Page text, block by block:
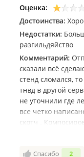
Оценка:
Достоинства:
Недостатки:
разгильдяйство
Комментарий:
сказали всё
стенд сломался,
тнвд в другой
не уточнили где
все четко
скотч .
прислали
остался , тнвд
положить ,
Спасибо 2